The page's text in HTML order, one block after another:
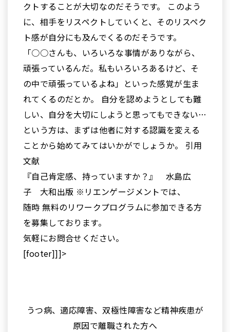
クトすることが大切なのだそうです。 このよう
に、相手をリスペクトしていくと、そのリスペク
ト感が自分にも及んでくるのだそうです。
「○○さんも、いろいろな事情がありながら、
頑張っているんだ。私もいろいろあるけど、そ
の中で頑張っているよね」といった感覚が生ま
れてくるのだとか。 自分を認めようとしても難
しい、自分を大切にしようと思ってもできない…
という方は、まずは他者に対する認識を変える
ことから始めてみてはいかがでしょうか。 引用
文献
『自己肯定感、持っていますか？』 水島広
子 大和出版 ※リエンゲージメントでは、
随時 無料のリワークプログラムに参加できる方
を募集しております。
気軽にお問合せください。
[footer]]]>
うつ病、適応障害、双極性障害など精神疾患が
原因で離職された方へ